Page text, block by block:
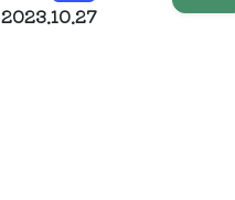
2023.10.27